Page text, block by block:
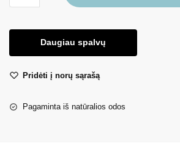
Daugiau spalvų
Pridėti į norų sąrašą
Pagaminta iš natūralios odos